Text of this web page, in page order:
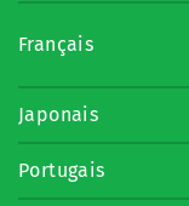
Français
Japonais
Portugais